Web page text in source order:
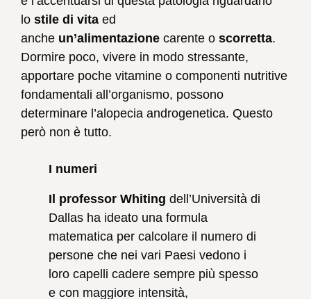
lo stile di vita ed
anche un’alimentazione carente o scorretta.
Dormire poco, vivere in modo stressante,
apportare poche vitamine o componenti nutritive
fondamentali all’organismo, possono
determinare l’alopecia androgenetica. Questo
però non è tutto.
I numeri
Il professor Whiting dell’Università di
Dallas ha ideato una formula
matematica per calcolare il numero di
persone che nei vari Paesi vedono i
loro capelli cadere sempre più spesso
e con maggiore intensità,